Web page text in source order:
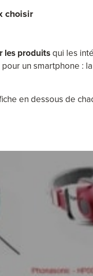
choisir
les produitsqui les
un smartphone :
en dessous de